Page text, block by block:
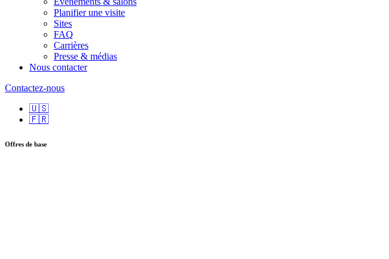
Planifier une visite
Sites
FAQ
Carrières
Presse & médias
Nous contacter
Contactez-nous
🇺🇸
🇫🇷
Offres de base